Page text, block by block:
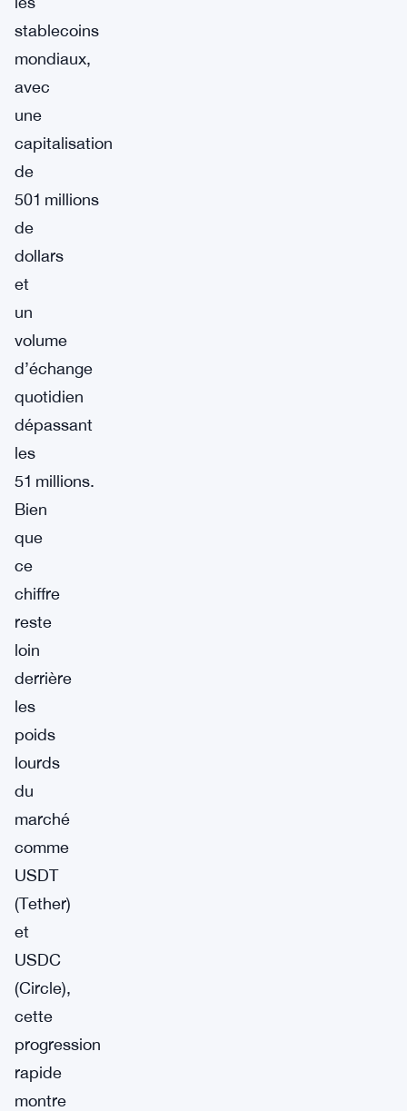
stablecoins
mondiaux,
avec
une
capitalisation
de
501 millions
de
dollars
et
un
volume
d’échange
quotidien
dépassant
les
51 millions.
Bien
que
ce
chiffre
reste
loin
derrière
les
poids
lourds
du
marché
comme
USDT
(Tether)
et
USDC
(Circle),
cette
progression
rapide
montre